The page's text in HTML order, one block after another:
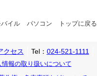
バイル パソコン トップに戻る
クセス Tel： 024-521-1111
情報の取り扱いについて